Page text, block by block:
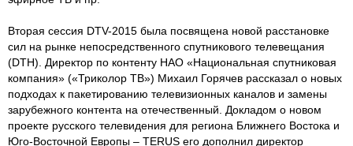
Вторая сессия DTV-2015 была посвящена новой расстановке
сил на рынке непосредственного спутникового телевещания
(DTH). Директор по контенту НАО «Национальная спутниковая
компания» («Триколор ТВ») Михаил Горячев рассказал о новых
подходах к пакетированию телевизионных каналов и замены
зарубежного контента на отечественный. Докладом о новом
проекте русского телевидения для региона Ближнего Востока и
Юго-Восточной Европы – TERUS его дополнил директор